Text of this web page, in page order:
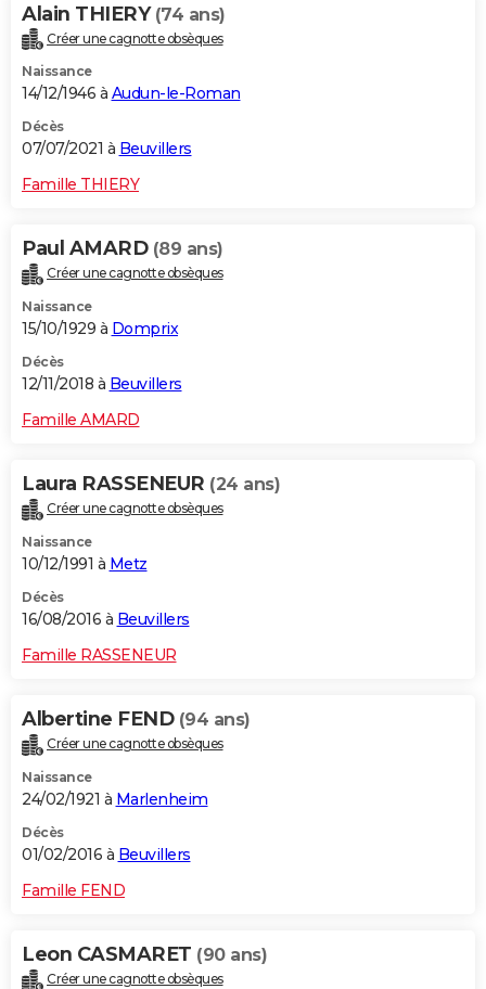
Alain THIERY (74 ans)
Créer une cagnotte obsèques
Naissance
14/12/1946 à Audun-le-Roman
Décès
07/07/2021 à Beuvillers
Famille THIERY
Paul AMARD (89 ans)
Créer une cagnotte obsèques
Naissance
15/10/1929 à Domprix
Décès
12/11/2018 à Beuvillers
Famille AMARD
Laura RASSENEUR (24 ans)
Créer une cagnotte obsèques
Naissance
10/12/1991 à Metz
Décès
16/08/2016 à Beuvillers
Famille RASSENEUR
Albertine FEND (94 ans)
Créer une cagnotte obsèques
Naissance
24/02/1921 à Marlenheim
Décès
01/02/2016 à Beuvillers
Famille FEND
Leon CASMARET (90 ans)
Créer une cagnotte obsèques